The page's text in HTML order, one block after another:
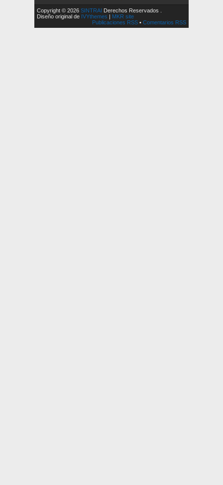
Copyright © 2026 SINTRAI Derechos Reservados .
Diseño original de IVYthemes | MKR site
Publicaciones RSS • Comentarios RSS